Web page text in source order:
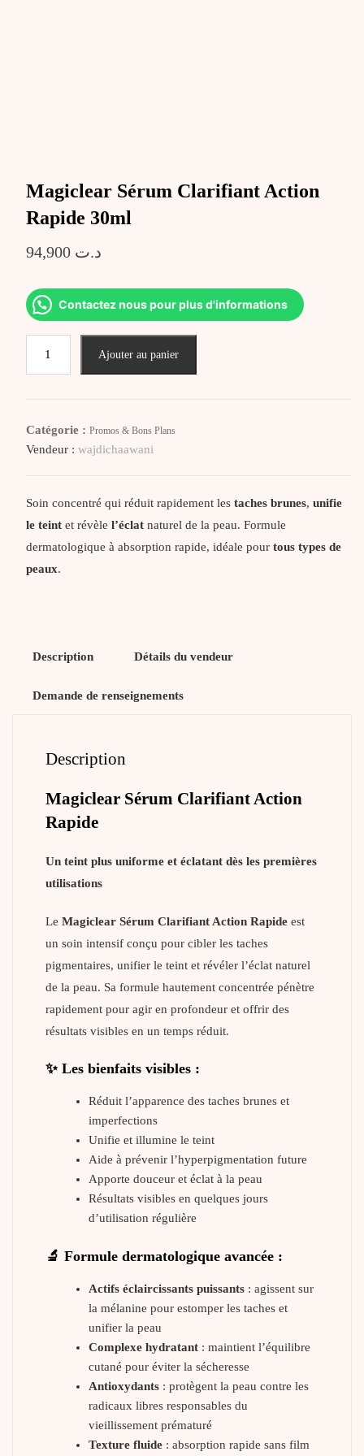
Magiclear Sérum Clarifiant Action
Rapide 30ml
د.ت 94,900
Contactez nous pour plus d'informations
Ajouter au panier
Catégorie : Promos & Bons Plans
Vendeur : wajdichaawani
Soin concentré qui réduit rapidement lestaches brunes, unifie
le teintet révèle l’éclatnaturel de la peau. Formule
dermatologique à absorption rapide, idéale pour tous types de
peaux.
Description Détails du vendeur
Demande de renseignements
Description
Magiclear Sérum Clarifiant Action
Rapide
Un teint plus uniforme et éclatant dès les premières
utilisations
Le Magiclear Sérum Clarifiant Action Rapide est
un soin intensif conçu pour cibler les taches
pigmentaires, unifier le teint et révéler l’éclat naturel
de la peau. Sa formule hautement concentrée pénètre
rapidement pour agir en profondeur et offrir des
résultats visibles en un temps réduit.
✨ Les bienfaits visibles :
Réduit l’apparence des taches brunes et
imperfections
Unifie et illumine le teint
Aide à prévenir l’hyperpigmentation future
Apporte douceur et éclat à la peau
Résultats visibles en quelques jours
d’utilisation régulière
🔬 Formule dermatologique avancée :
Actifs éclaircissants puissants : agissent sur
la mélanine pour estomper les taches et
unifier la peau
Complexe hydratant : maintient l’équilibre
cutané pour éviter la sécheresse
Antioxydants : protègent la peau contre les
radicaux libres responsables du
vieillissement prématuré
Texture fluide : absorption rapide sans film